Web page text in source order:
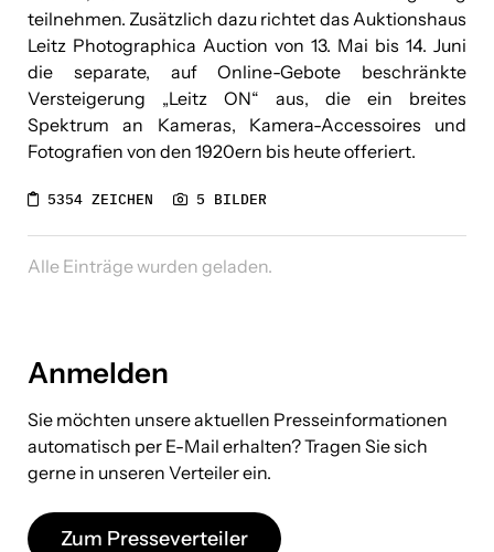
teilnehmen. Zusätzlich dazu richtet das Auktionshaus
Leitz Photographica Auction von 13. Mai bis 14. Juni
die separate, auf Online-Gebote beschränkte
Versteigerung „Leitz ON“ aus, die ein breites
Spektrum an Kameras, Kamera-Accessoires und
Fotografien von den 1920ern bis heute offeriert.
5354 ZEICHEN 5 BILDER
Alle Einträge wurden geladen.
Anmelden
Sie möchten unsere aktuellen Presseinformationen
automatisch per E-Mail erhalten? Tragen Sie sich
gerne in unseren Verteiler ein.
Zum Presseverteiler